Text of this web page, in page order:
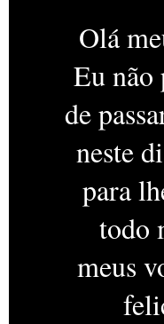
Olá
Eu não
de
neste
para
todo
meus